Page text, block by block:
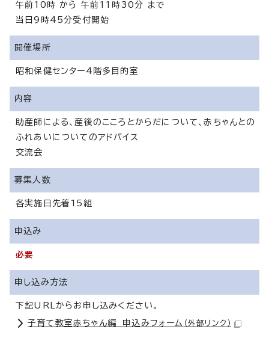
午前10時 から 午前11時30分 まで
当日9時45分受付開始
開催場所
昭和保健センター4階多目的室
内容
助産師による、産後のこころとからだについて、赤ちゃんとの
ふれあいについてのアドバイス
交流会
募集人数
各実施日先着15組
申込み
必要
申し込み方法
下記URLからお申し込みください。
子育て教室赤ちゃん編 申込みフォーム （外部リンク）